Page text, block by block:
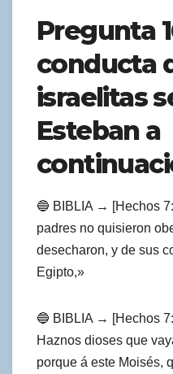
Pregunta
conducta
israelitas
Esteban a
🔵 BIBLIA → [Hechos
padres no quisieron
desecharon, y de sus
Egipto,»
🔵 BIBLIA → [Hechos
Haznos dioses que
porque á este Moisés,